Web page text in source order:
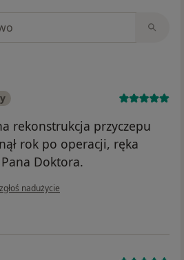
rekonstrukcja przyczepu
rok po operacji, ręka
Doktora.
w opinii użytkownika Tomasz Piątek
zgłoś nadużycie